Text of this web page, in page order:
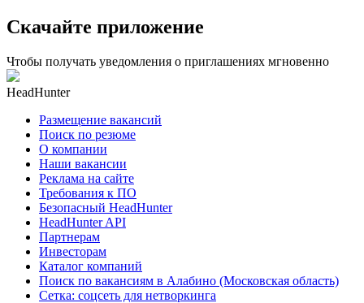
Скачайте приложение
Чтобы получать уведомления о приглашениях мгновенно
HeadHunter
Размещение вакансий
Поиск по резюме
О компании
Наши вакансии
Реклама на сайте
Требования к ПО
Безопасный HeadHunter
HeadHunter API
Партнерам
Инвесторам
Каталог компаний
Поиск по вакансиям в Алабино (Московская область)
Сетка: соцсеть для нетворкинга